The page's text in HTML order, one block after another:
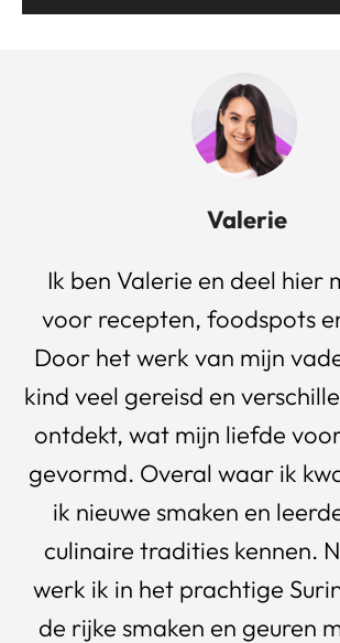
Valerie
Ik ben Valerie en deel hier
voor recepten, foodspots
Door het werk van mijn
kind veel gereisd en
ontdekt, wat mijn liefde
gevormd. Overal waar ik
ik nieuwe smaken en
culinaire tradities kennen.
werk ik in het prachtige
de rijke smaken en geuren